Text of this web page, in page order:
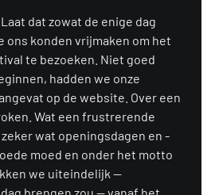
dat zowat de enige dag
ons konden vrijmaken om het
te bezoeken. Niet goed
hadden we onze
op de website. Over een
Wat een frustrerende
wat openingsdagen en -
moed en onder het motto
we uiteindelijk —